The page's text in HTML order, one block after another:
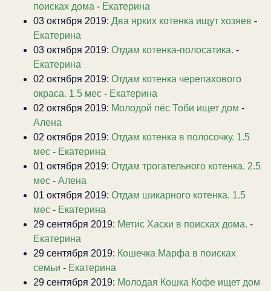
поисках дома - Екатерина
03 октября 2019: Два ярких котенка ищут хозяев -
Екатерина
03 октября 2019: Отдам котенка-полосатика. -
Екатерина
02 октября 2019: Отдам котенка черепахового
окраса. 1.5 мес - Екатерина
02 октября 2019: Молодой пёс Тоби ищет дом -
Алена
02 октября 2019: Отдам котенка в полосочку. 1.5
мес - Екатерина
01 октября 2019: Отдам трогательного котенка. 2.5
мес - Алена
01 октября 2019: Отдам шикарного котенка. 1.5
мес - Екатерина
29 сентября 2019: Метис Хаски в поисках дома. -
Екатерина
29 сентября 2019: Кошечка Марфа в поисках
семьи - Екатерина
29 сентября 2019: Молодая Кошка Кофе ищет дом